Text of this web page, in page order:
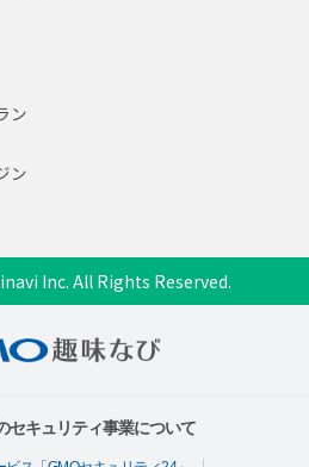
ン
ン
Inc. All Rights Reserved.